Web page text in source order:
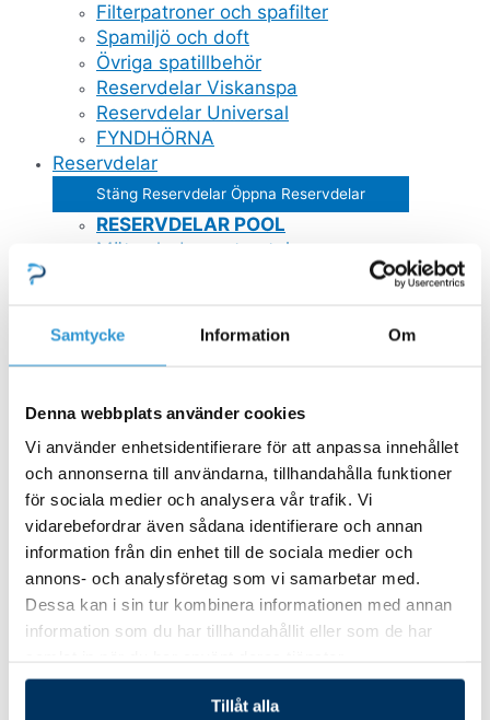
Samtycke Information Om
Denna webbplats använder cookies
Vi använder enhetsidentifierare för att anpassa innehållet
och annonserna till användarna, tillhandahålla funktioner
för sociala medier och analysera vår trafik. Vi
vidarebefordrar även sådana identifierare och annan
information från din enhet till de sociala medier och
annons- och analysföretag som vi samarbetar med.
Dessa kan i sin tur kombinera informationen med annan
information som du har tillhandahållit eller som de har
Tillåt alla
Filterpatroner och spafilter
Spamiljö och doft
Övriga spatillbehör
Reservdelar Viskanspa
Reservdelar Universal
FYNDHÖRNA
Reservdelar
Stäng Reservdelar Öppna Reservdelar
RESERVDELAR POOL
Mät och doserutrustning
Bräddavlopp inlop
Pooltak Nova Comfort
Poolrobotar
Belysning och plastdetaljer
GULLBERG JANSSON VATTENRENING
Poolvärmepumpar
Sandfilter
Saltklorinator
Cirkulationspumpar
Automatisk dosering